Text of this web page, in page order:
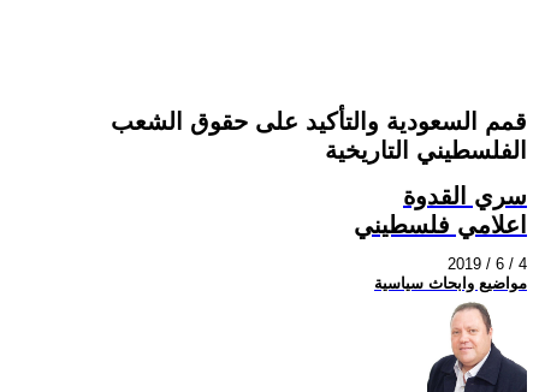
قمم السعودية والتأكيد على حقوق الشعب
الفلسطيني التاريخية
سري القدوة
اعلامي فلسطيني
2019 / 6 / 4
مواضيع وابحاث سياسية